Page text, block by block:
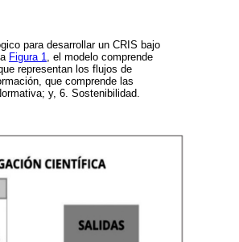
para desarrollar un CRIS bajo
Figura 1
, el modelo comprende
representan los flujos de
que comprende las
y, 6. Sostenibilidad.